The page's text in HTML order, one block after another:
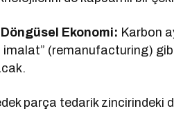
Ekonomi: Karbon
imalat” (remanufacturing)
parça tedarik zincirindeki